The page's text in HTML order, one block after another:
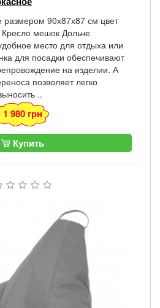
размером 90х87х87 см цвет
Кресло мешок Дольче
место для отдыха или
для посадки обеспечивают
на изделии. А
позволяет легко
..
1 980 грн
Купить